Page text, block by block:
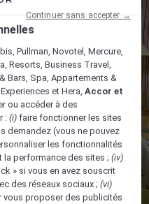
Pullman, Novotel, Mercure,
Resorts, Business Travel,
Bars, Spa, Appartements &
et Hera,Accor et
ou accéder à des
:(i) faire fonctionner les sites
demandez (vous ne pouvez
les fonctionnalités
la performance des sites ;(iv)
» si vous en avez souscrit
des réseaux sociaux ;(vi)
vous proposer des publicités
Continuer sans accepter →